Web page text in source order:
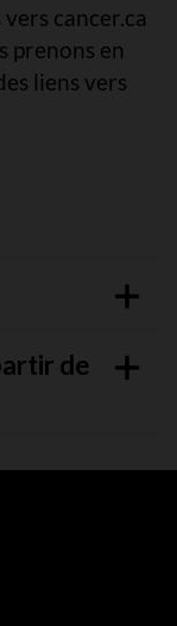
cancer.ca
prenons en
liens vers
de